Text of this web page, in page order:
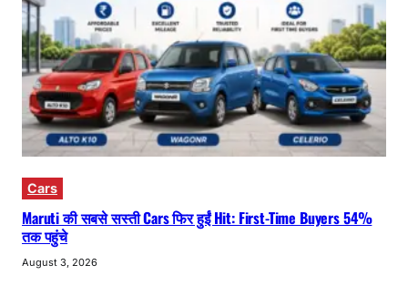
Cars
Maruti की सबसे सस्ती Cars फिर हुईं Hit: First-Time Buyers 54%
तक पहुंचे
August 3, 2026